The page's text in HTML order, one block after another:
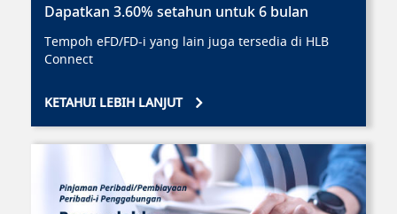
Dapatkan 3.60% setahun untuk 6 bulan
Tempoh eFD/FD-i yang lain juga tersedia di HLB
Connect
KETAHUI LEBIH LANJUT